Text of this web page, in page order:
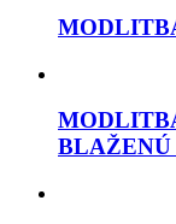
BLAŽENÚ